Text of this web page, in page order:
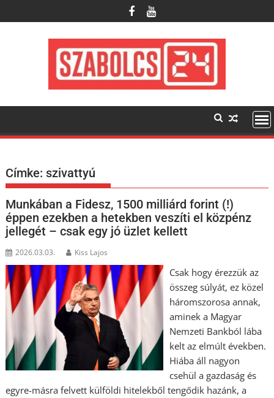
to
Címke:szivattyú
Munkában a Fidesz, 1500 milliárd forint (!)
éppen ezekben a hetekben veszíti el közpénz
jellegét – csak egy jó üzlet kellett
2026.03.03. Kiss Lajos
Csak hogy érezzük az
összeg súlyát, ez közel
háromszorosa annak,
aminek a Magyar
Nemzeti Bankból lába
kelt az elmúlt években.
Hiába áll nagyon
csehül a gazdaság és
egyre-másra felvett külföldi hitelekből tengődik hazánk, a